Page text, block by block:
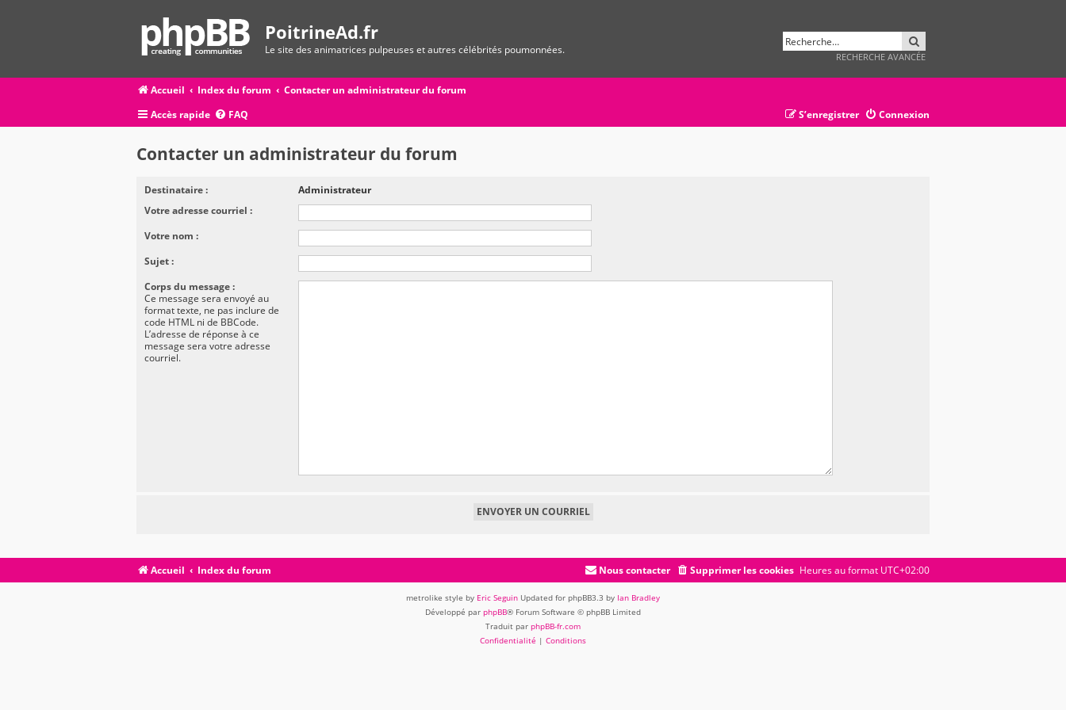
PoitrineAd.fr
Le site des animatrices pulpeuses et autres célébrités poumonnées.
RECHERCHE AVANCÉE
Accueil Index du forum
Contacter un administrateur du forum
Accès rapide
FAQ Connexion
S’enregistrer
Contacter un administrateur du forum
Destinataire :
Administrateur
Votre adresse courriel :
Votre nom :
Sujet :
Corps du message :
Ce message sera envoyé au
format texte, ne pas inclure de
code HTML ni de BBCode.
L’adresse de réponse à ce
message sera votre adresse
courriel.
Accueil Index du forum Heures au format UTC+02:00
Supprimer les cookies
Nous contacter
metrolike style by Eric Seguin Updated for phpBB3.3 by Ian Bradley
Développé par phpBB® Forum Software © phpBB Limited
Traduit par phpBB-fr.com
Confidentialité | Conditions